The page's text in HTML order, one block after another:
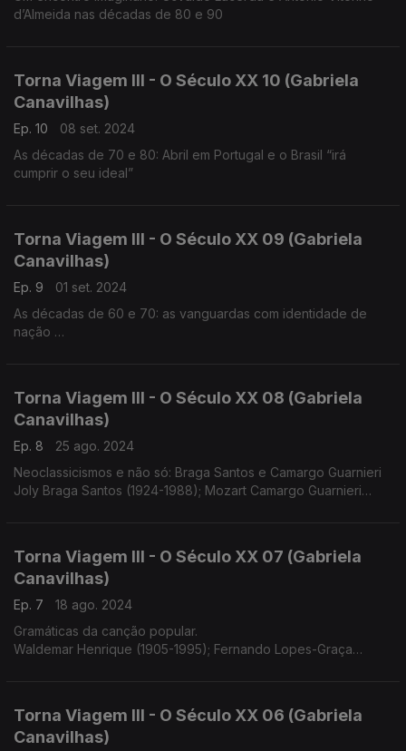
d’Almeida nas décadas de 80 e 90
Torna Viagem III - O Século XX 10 (Gabriela
Canavilhas)
Ep. 10
08 set. 2024
As décadas de 70 e 80: Abril em Portugal e o Brasil “irá
cumprir o seu ideal”
Torna Viagem III - O Século XX 09 (Gabriela
Canavilhas)
Ep. 9
01 set. 2024
As décadas de 60 e 70: as vanguardas com identidade de
nação
Torna Viagem III - O Século XX 08 (Gabriela
Canavilhas)
Ep. 8
25 ago. 2024
Neoclassicismos e não só: Braga Santos e Camargo Guarnieri
Joly Braga Santos (1924-1988); Mozart Camargo Guarnieri
Torna Viagem III - O Século XX 07 (Gabriela
Canavilhas)
Ep. 7
18 ago. 2024
Gramáticas da canção popular.
Waldemar Henrique (1905-1995); Fernando Lopes-Graça
Torna Viagem III - O Século XX 06 (Gabriela
Canavilhas)